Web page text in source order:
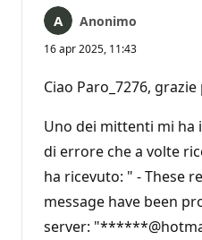
Anonimo
16 apr 2025, 11:43
Ciao Paro_7276,
Uno dei mittenti mi ha
di errore che a volte
ha ricevuto: " - These
message have been
server: